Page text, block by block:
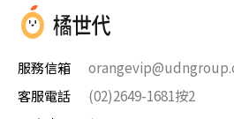
服務信箱
客服電話
(02)2649-1681按2